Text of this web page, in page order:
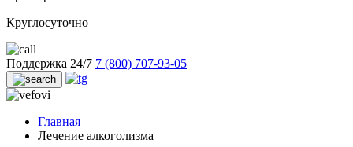
Круглосуточно
Поддержка 24/7 7 (800) 707-93-05
Главная
Лечение алкоголизма